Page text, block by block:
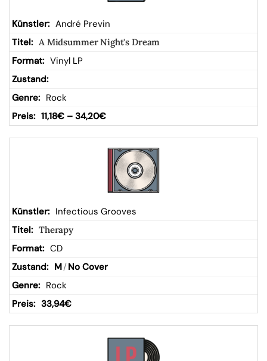
kor
b
André Previn
A Midsummer Night's Dream
Vinyl LP
Rock
11,18€ – 34,20€
Infectious Grooves
Therapy
CD
M/ No Cover
Rock
33,94€